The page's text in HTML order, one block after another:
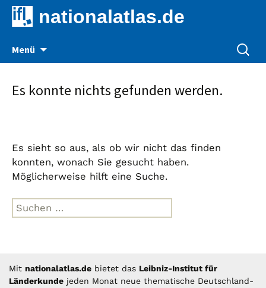
nationalatlas.de
Menü
Suche
nach:
Es konnte nichts gefunden werden.
Es sieht so aus, als ob wir nicht das finden
konnten, wonach Sie gesucht haben.
Möglicherweise hilft eine Suche.
Suche
nach:
Mit nationalatlas.de bietet das Leibniz-Institut für
Länderkunde jeden Monat neue thematische Deutschland-